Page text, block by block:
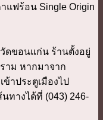
แฟร้อน Single Origin
ดขอนแก่น ร้านตั้งอยู่
าม หากมาจาก
ข้าประตูเมืองไป
ทางได้ที่ (043) 246-